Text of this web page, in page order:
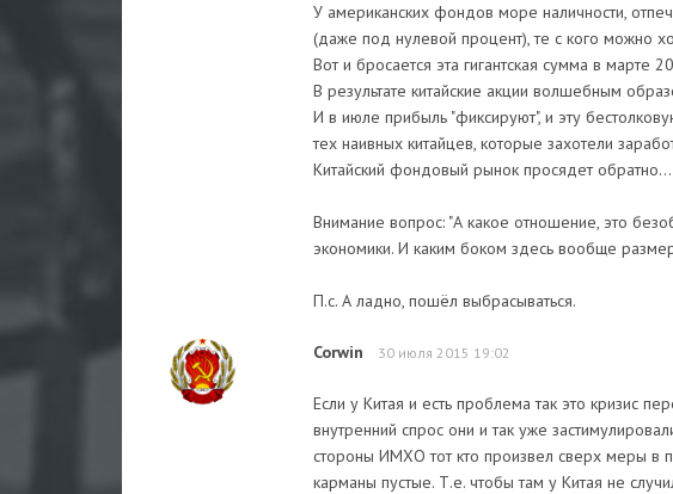
У американских фондов море наличности,
(даже под нулевой процент), те с кого можно
Вот и бросается эта гигантская сумма в
В результате китайские акции волшебным
И в июле прибыль "фиксируют", и эту
тех наивных китайцев, которые захотели
Китайский фондовый рынок просядет
Внимание вопрос: "А какое отношение, это
экономики. И каким боком здесь вообще
П.с. А ладно, пошёл выбрасываться.
Corwin 30 июля 2015 19:02
Если у Китая и есть проблема так это кризис
внутренний спрос они и так уже
стороны ИМХО тот кто произвел сверх меры в
карманы пустые. Т.е. чтобы там у Китая не